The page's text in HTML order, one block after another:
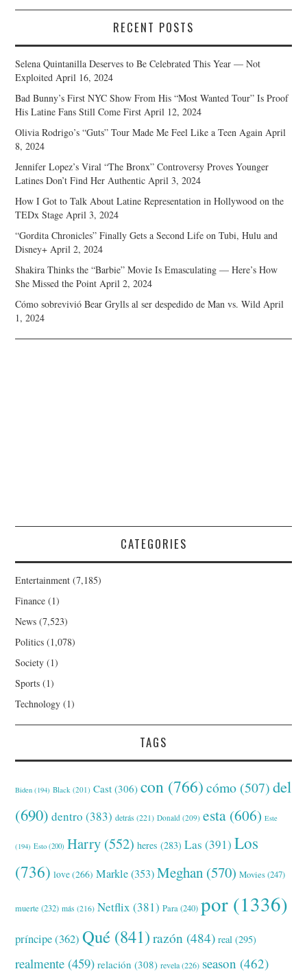
RECENT POSTS
Selena Quintanilla Deserves to Be Celebrated This Year — Not
Exploited April 16, 2024
Bad Bunny’s First NYC Show From His “Most Wanted Tour” Is Proof
His Latine Fans Still Come First April 12, 2024
Olivia Rodrigo’s “Guts” Tour Made Me Feel Like a Teen Again April
8, 2024
Jennifer Lopez’s Viral “The Bronx” Controversy Proves Younger
Latines Don’t Find Her Authentic April 3, 2024
How I Got to Talk About Latine Representation in Hollywood on the
TEDx Stage April 3, 2024
“Gordita Chronicles” Finally Gets a Second Life on Tubi, Hulu and
Disney+ April 2, 2024
Shakira Thinks the “Barbie” Movie Is Emasculating — Here’s How
She Missed the Point April 2, 2024
Cómo sobrevivió Bear Grylls al ser despedido de Man vs. Wild April
1, 2024
CATEGORIES
Entertainment (7,185)
Finance (1)
News (7,523)
Politics (1,078)
Society (1)
Sports (1)
Technology (1)
TAGS
Biden (194) Black (201) Cast (306) con (766) cómo (507) del
(690) dentro (383) detrás (221) Donald (209) esta (606) Este
(194) Esto (200) Harry (552) heres (283) Las (391) Los
(736) love(266) Markle(353) Meghan (570) Movies(247)
muerte (232) más (216) Netflix (381) Para(240) por (1336)
príncipe(362) Qué (841) razón (484) real (295)
realmente (459) relación (308) revela(226) season (462)